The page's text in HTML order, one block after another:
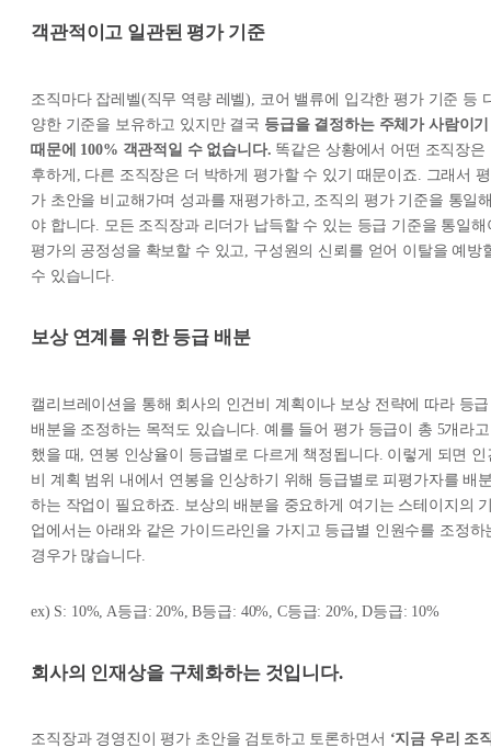
객관적이고 일관된 평가 기준
조직마다 잡레벨(직무 역량 레벨), 코어 밸류에 입각한 평가 기준 등
양한 기준을 보유하고 있지만 결국 등급을 결정하는 주체가 사람이기
때문에 100% 객관적일 수 없습니다. 똑같은 상황에서 어떤 조직장은
후하게, 다른 조직장은 더 박하게 평가할 수 있기 때문이죠. 그래서 평
가 초안을 비교해가며 성과를 재평가하고, 조직의 평가 기준을 통일
야 합니다. 모든 조직장과 리더가 납득할 수 있는 등급 기준을 통일해
평가의 공정성을 확보할 수 있고, 구성원의 신뢰를 얻어 이탈을 예방
수 있습니다.
보상 연계를 위한 등급 배분
캘리브레이션을 통해 회사의 인건비 계획이나 보상 전략에 따라 등급
배분을 조정하는 목적도 있습니다. 예를 들어 평가 등급이 총 5개라고
했을 때, 연봉 인상율이 등급별로 다르게 책정됩니다. 이렇게 되면 인
비 계획 범위 내에서 연봉을 인상하기 위해 등급별로 피평가자를 배
하는 작업이 필요하죠. 보상의 배분을 중요하게 여기는 스테이지의
업에서는 아래와 같은 가이드라인을 가지고 등급별 인원수를 조정하
경우가 많습니다.
ex) S: 10%, A등급: 20%, B등급: 40%, C등급: 20%, D등급: 10%
회사의 인재상을 구체화하는 것입니다.
조직장과 경영진이 평가 초안을 검토하고 토론하면서 ‘지금 우리 조